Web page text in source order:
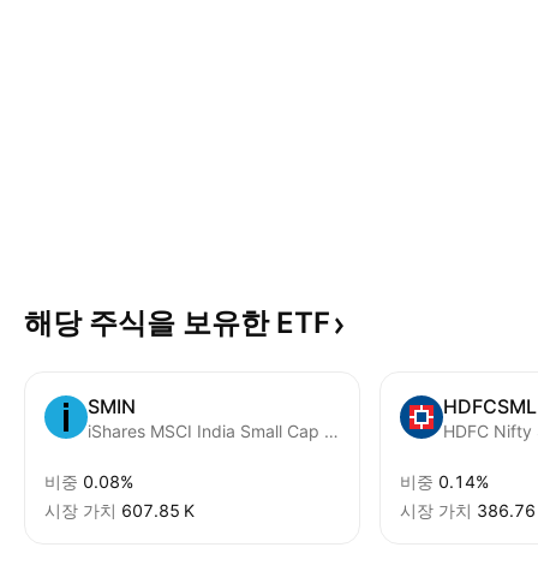
해당 주식을 보유한 ETF
SMIN
iShares MSCI India Small Cap ETF
비중 0.08%
시장 가치 ‪607.85 K‬
HDFC Nifty
비중 0.14%
시장 가치 ‪386.76